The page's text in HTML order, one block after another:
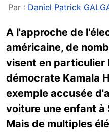
Par : Daniel Patrick
A l'approche de
américaine, de
visent en particulier
démocrate Kamala
exemple accusée
voiture une enfant à
Mais de multiples